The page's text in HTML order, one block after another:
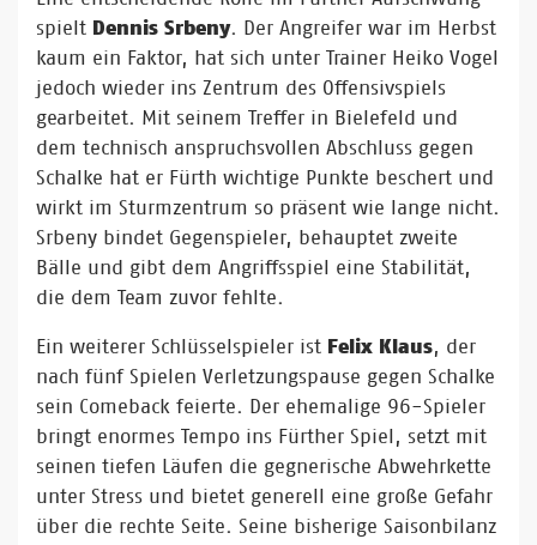
spielt Dennis Srbeny. Der Angreifer war im Herbst
kaum ein Faktor, hat sich unter Trainer Heiko Vogel
jedoch wieder ins Zentrum des Offensivspiels
gearbeitet. Mit seinem Treffer in Bielefeld und
dem technisch anspruchsvollen Abschluss gegen
Schalke hat er Fürth wichtige Punkte beschert und
wirkt im Sturmzentrum so präsent wie lange nicht.
Srbeny bindet Gegenspieler, behauptet zweite
Bälle und gibt dem Angriffsspiel eine Stabilität,
die dem Team zuvor fehlte.
Ein weiterer Schlüsselspieler ist Felix Klaus, der
nach fünf Spielen Verletzungspause gegen Schalke
sein Comeback feierte. Der ehemalige 96-Spieler
bringt enormes Tempo ins Fürther Spiel, setzt mit
seinen tiefen Läufen die gegnerische Abwehrkette
unter Stress und bietet generell eine große Gefahr
über die rechte Seite. Seine bisherige Saisonbilanz